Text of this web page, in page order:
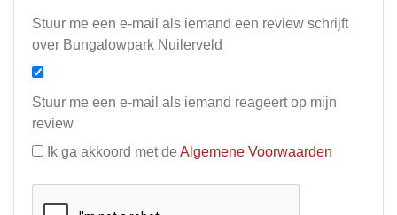
Stuur me een e-mail als iemand een review schrijft
over Bungalowpark Nuilerveld
Stuur me een e-mail als iemand reageert op mijn
review
Ik ga akkoord met de Algemene Voorwaarden